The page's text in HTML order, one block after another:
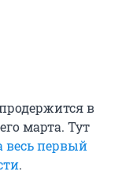
в
марта. Тут
весь первый
.